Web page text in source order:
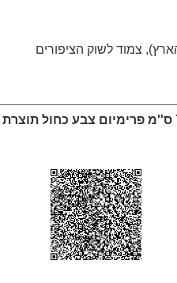
צמוד לשוק הציפורים